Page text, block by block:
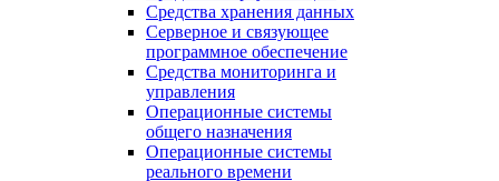
Средства хранения данных
Серверное и связующее
программное обеспечение
Средства мониторинга и
управления
Операционные системы
общего назначения
Операционные системы
реального времени